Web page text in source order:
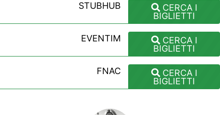
STUBHUB
CERCA I
BIGLIETTI
EVENTIM
CERCA I
BIGLIETTI
FNAC
CERCA I
BIGLIETTI